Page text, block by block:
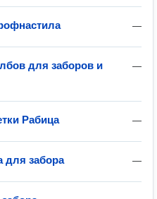
—
—
для заборов и
—
Рабица
—
для забора